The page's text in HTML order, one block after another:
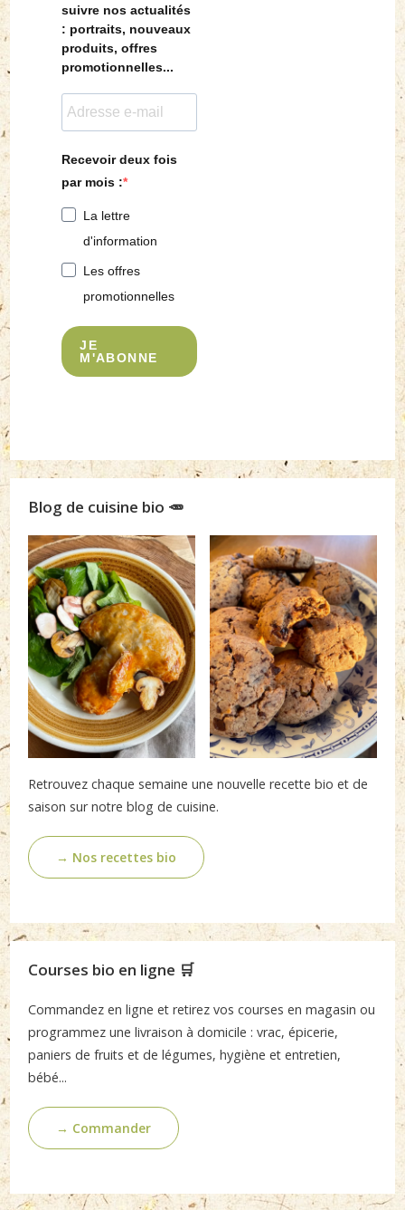
suivre nos actualités
: portraits, nouveaux
produits, offres
promotionnelles...
Recevoir deux fois
par mois :
La lettre
d'information
Les offres
promotionnelles
JE
M'ABONNE
Blog de cuisine bio 🥕
Retrouvez chaque semaine une nouvelle recette bio et de
saison sur notre blog de cuisine.
→ Nos recettes bio
Courses bio en ligne 🛒
Commandez en ligne et retirez vos courses en magasin ou
programmez une livraison à domicile : vrac, épicerie,
paniers de fruits et de légumes, hygiène et entretien,
bébé...
→ Commander